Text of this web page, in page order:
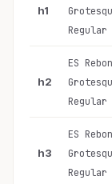
h1
Regular
h2
ES
Regular
h3
ES
Regular